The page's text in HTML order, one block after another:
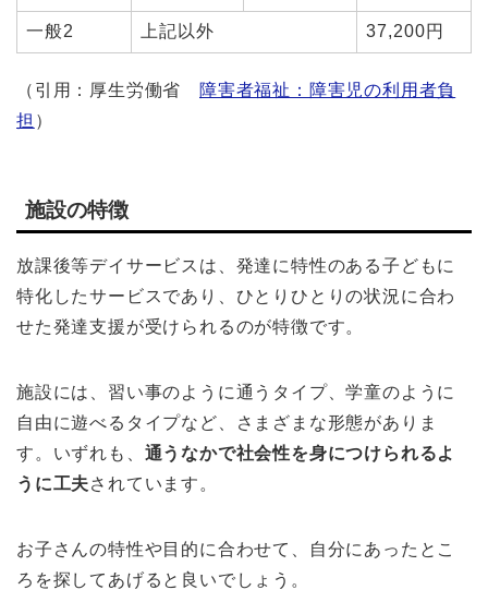
一般2 上記以外 37,200円
（引用：厚生労働省 障害者福祉：障害児の利用者負
担 ）
施設の特徴
放課後等デイサービスは、発達に特性のある子どもに
特化したサービスであり、ひとりひとりの状況に合わ
せた発達支援が受けられるのが特徴です。
施設には、習い事のように通うタイプ、学童のように
自由に遊べるタイプなど、さまざまな形態がありま
す。いずれも、 通うなかで社会性を身につけられるよ
うに工夫されています。
お子さんの特性や目的に合わせて、自分にあったとこ
ろを探してあげると良いでしょう。